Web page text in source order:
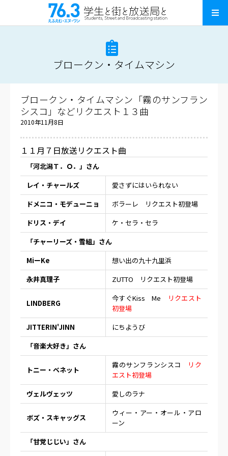
ブロークン・タイムマシン
ブロークン・タイムマシン「霧のサンフラン
シスコ」などリクエスト１３曲
2010年11月8日
１１月７日放送リクエスト曲
「河北潟Ｔ．Ｏ．」さん
レイ・チャールズ
愛さずにはいられない
ドメニコ・モデューニョ
ボラーレ
リクエスト初登場
ドリス・デイ
ケ・セラ・セラ
「チャーリーズ・雪組」さん
MiーKe
想い出の九十九里浜
永井真理子
ZUTTO リクエスト初登場
LINDBERG
今すぐKiss Me
リクエスト
初登場
JITTERIN'JINN
にちようび
「音楽大好き」さん
トニー・ベネット
霧のサンフランシスコ リク
エスト初登場
ヴェルヴェッツ
愛しのラナ
ボズ・スキャッグス
ウィー・アー・オール・アロ
ーン
「甘党じじい」さん